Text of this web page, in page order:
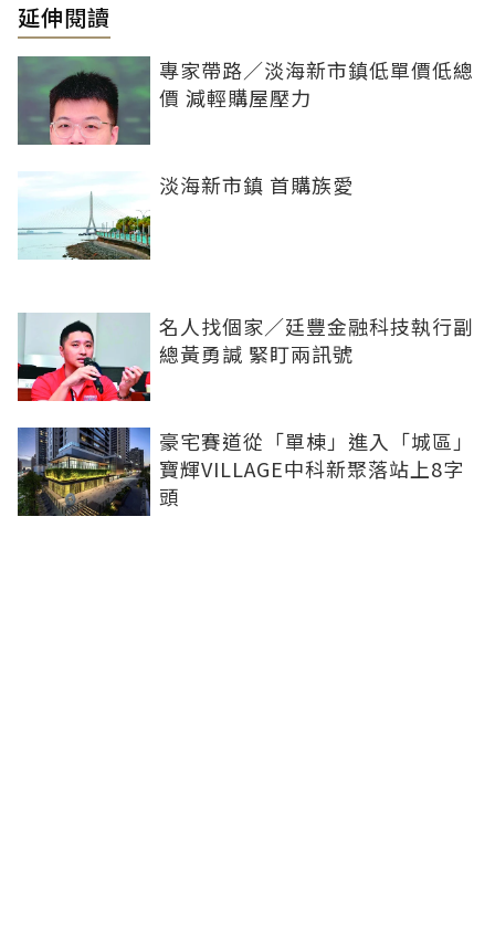
延伸閱讀
專家帶路／淡海新市鎮低單價低總
價 減輕購屋壓力
淡海新市鎮 首購族愛
名人找個家／廷豐金融科技執行副
總黃勇諴 緊盯兩訊號
豪宅賽道從「單棟」進入「城區」
寶輝VILLAGE中科新聚落站上8字
頭